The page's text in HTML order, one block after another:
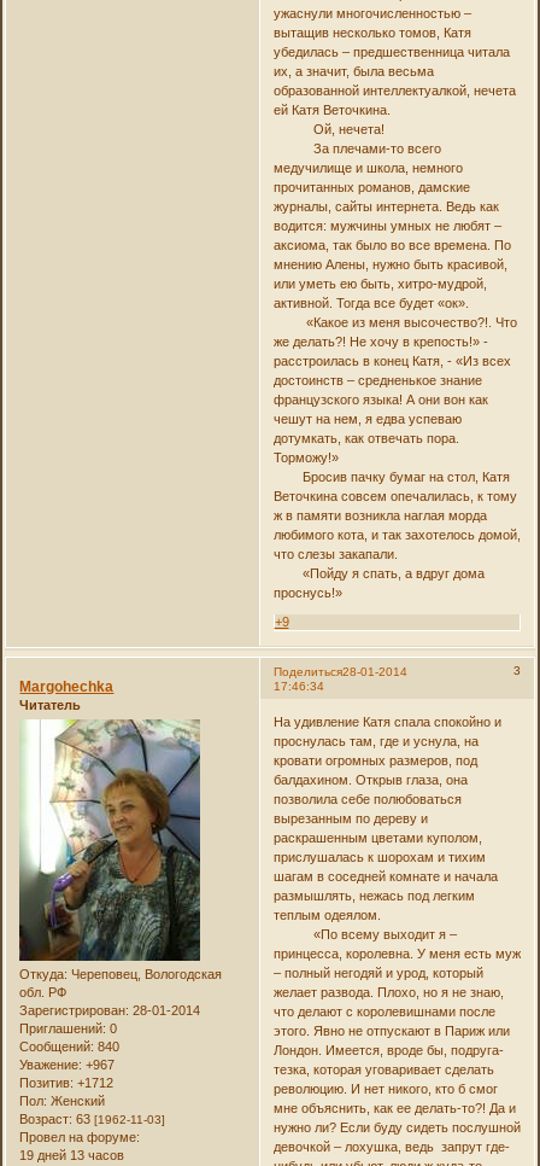
ужаснули многочисленностью –
вытащив несколько томов, Катя
убедилась – предшественница читала
их, а значит, была весьма
образованной интеллектуалкой, нечета
ей Катя Веточкина.
Ой, нечета!
За плечами-то всего
медучилище и школа, немного
прочитанных романов, дамские
журналы, сайты интернета. Ведь как
водится: мужчины умных не любят –
аксиома, так было во все времена. По
мнению Алены, нужно быть красивой,
или уметь ею быть, хитро-мудрой,
активной. Тогда все будет «ок».
«Какое из меня высочество?!. Что
же делать?! Не хочу в крепость!» -
расстроилась в конец Катя, - «Из всех
достоинств – средненькое знание
французского языка! А они вон как
чешут на нем, я едва успеваю
дотумкать, как отвечать пора.
Торможу!»
Бросив пачку бумаг на стол, Катя
Веточкина совсем опечалилась, к тому
ж в памяти возникла наглая морда
любимого кота, и так захотелось домой,
что слезы закапали.
«Пойду я спать, а вдруг дома
проснусь!»
+9
Поделиться 3
28-01-2014
17:46:34
Margohechka
Читатель
Откуда: Череповец, Вологодская
обл. РФ
Зарегистрирован: 28-01-2014
Приглашений: 0
Сообщений: 840
Уважение: +967
Позитив: +1712
Пол: Женский
Возраст: 63[1962-11-03]
Провел на форуме:
19 дней 13 часов
На удивление Катя спала спокойно и
проснулась там, где и уснула, на
кровати огромных размеров, под
балдахином. Открыв глаза, она
позволила себе полюбоваться
вырезанным по дереву и
раскрашенным цветами куполом,
прислушалась к шорохам и тихим
шагам в соседней комнате и начала
размышлять, нежась под легким
теплым одеялом.
«По всему выходит я –
принцесса, королевна. У меня есть муж
– полный негодяй и урод, который
желает развода. Плохо, но я не знаю,
что делают с королевишнами после
этого. Явно не отпускают в Париж или
Лондон. Имеется, вроде бы, подруга-
тезка, которая уговаривает сделать
революцию. И нет никого, кто б смог
мне объяснить, как ее делать-то?! Да и
нужно ли? Если буду сидеть послушной
девочкой – лохушка, ведь запрут где-